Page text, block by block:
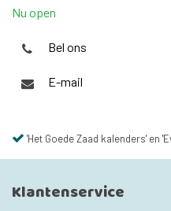
Nu open
Bel ons
E-mail
'Het Goede Zaad kalenders' en
Klantenservice